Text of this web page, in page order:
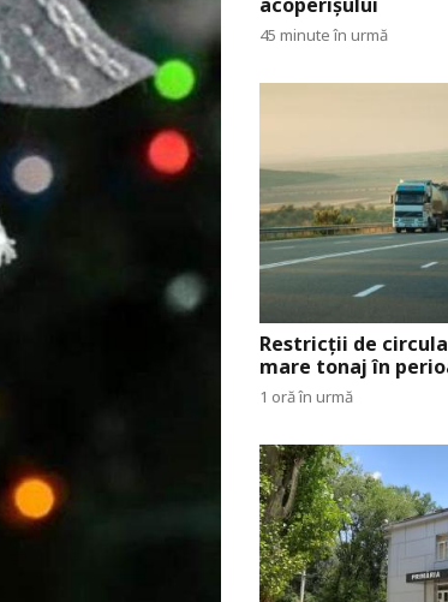
45 minute în urmă
Restricții de
mare tonaj în
1 oră în urmă